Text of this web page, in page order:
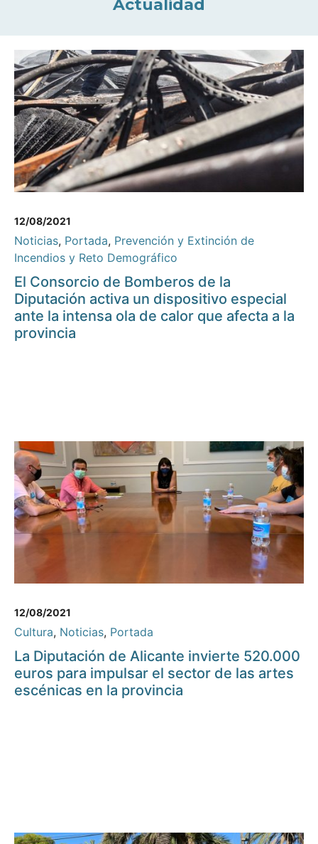
Actualidad
12/08/2021
Noticias, Portada, Prevención y Extinción de
Incendios y Reto Demográfico
El Consorcio de Bomberos de la
Diputación activa un dispositivo especial
ante la intensa ola de calor que afecta a la
provincia
12/08/2021
Cultura, Noticias, Portada
La Diputación de Alicante invierte 520.000
euros para impulsar el sector de las artes
escénicas en la provincia